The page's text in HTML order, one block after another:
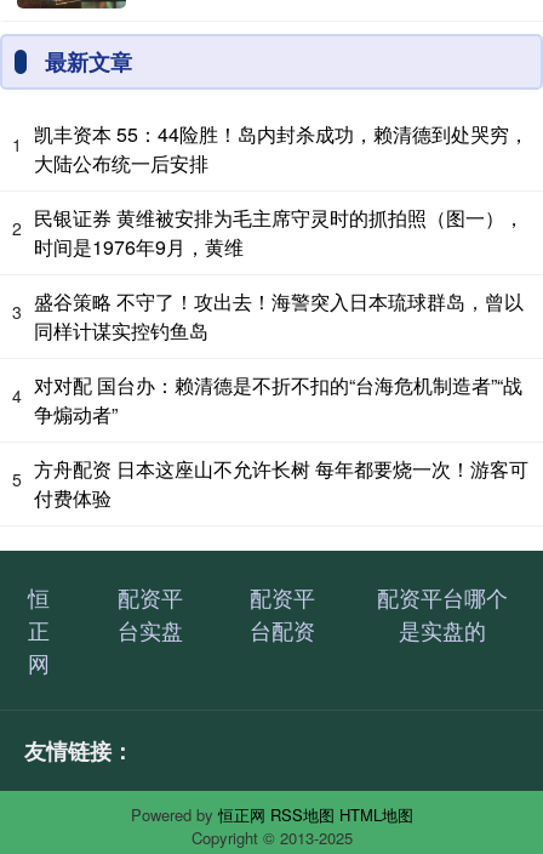
最新文章
1
凯丰资本 55：44险胜！岛内封杀成功，赖清德到处哭穷，
大陆公布统一后安排
2 民银证券 黄维被安排为毛主席守灵时的抓拍照（图一），
时间是1976年9月，黄维
3 盛谷策略 不守了！攻出去！海警突入日本琉球群岛，曾以
同样计谋实控钓鱼岛
4 对对配 国台办：赖清德是不折不扣的“台海危机制造者”“战
争煽动者”
5 方舟配资 日本这座山不允许长树 每年都要烧一次！游客可
付费体验
恒
正
网
配资平
台实盘
配资平
台配资
配资平台哪个
是实盘的
友情链接：
Powered by恒正网 RSS地图 HTML地图
Copyright © 2013-2025